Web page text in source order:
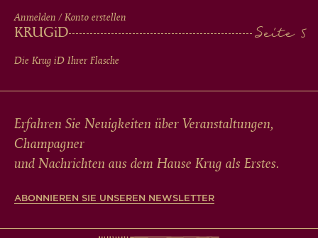
Anmelden / Konto erstellen
KRUGiD
Die Krug iD Ihrer Flasche
Erfahren Sie Neuigkeiten über Veranstaltungen,
Champagner
und Nachrichten aus dem Hause Krug als Erstes.
ABONNIEREN SIE UNSEREN NEWSLETTER